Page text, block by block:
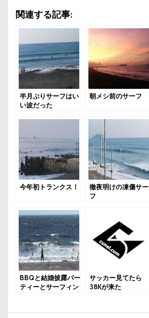
関連する記事:
半月ぶりサーフはい
い波だった
朝メシ前のサーフ
今年初トランクス！
徹夜明けの凍傷サー
フ
BBQと結婚披露パー
ティーとサーフィン
サッカー見てたら
38Kが来た